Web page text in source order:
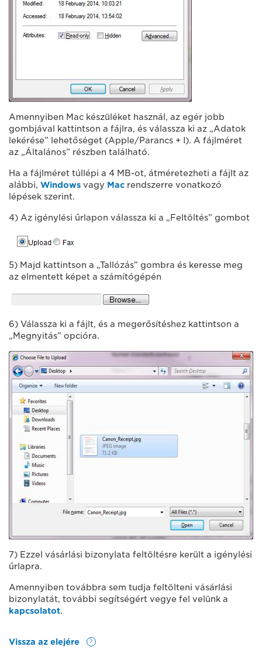
Amennyiben Mac készüléket használ, az egér jobb
gombjával kattintson a fájlra, és válassza ki az „Adatok
lekérése” lehetőséget (Apple/Parancs + I). A fájlméret
az „Általános” részben található.
Ha a fájlméret túllépi a 4 MB-ot, átméretezheti a fájlt az
alábbi, Windows vagy Mac rendszerre vonatkozó
lépések szerint.
4) Az igénylési űrlapon válassza ki a „Feltöltés” gombot
5) Majd kattintson a „Tallózás” gombra és keresse meg
az elmentett képet a számítógépén
6) Válassza ki a fájlt, és a megerősítéshez kattintson a
„Megnyitás” opcióra.
7) Ezzel vásárlási bizonylata feltöltésre került a igénylési
űrlapra.
Amennyiben továbbra sem tudja feltölteni vásárlási
bizonylatát, további segítségért vegye fel velünk a
kapcsolatot.
Vissza az elejére